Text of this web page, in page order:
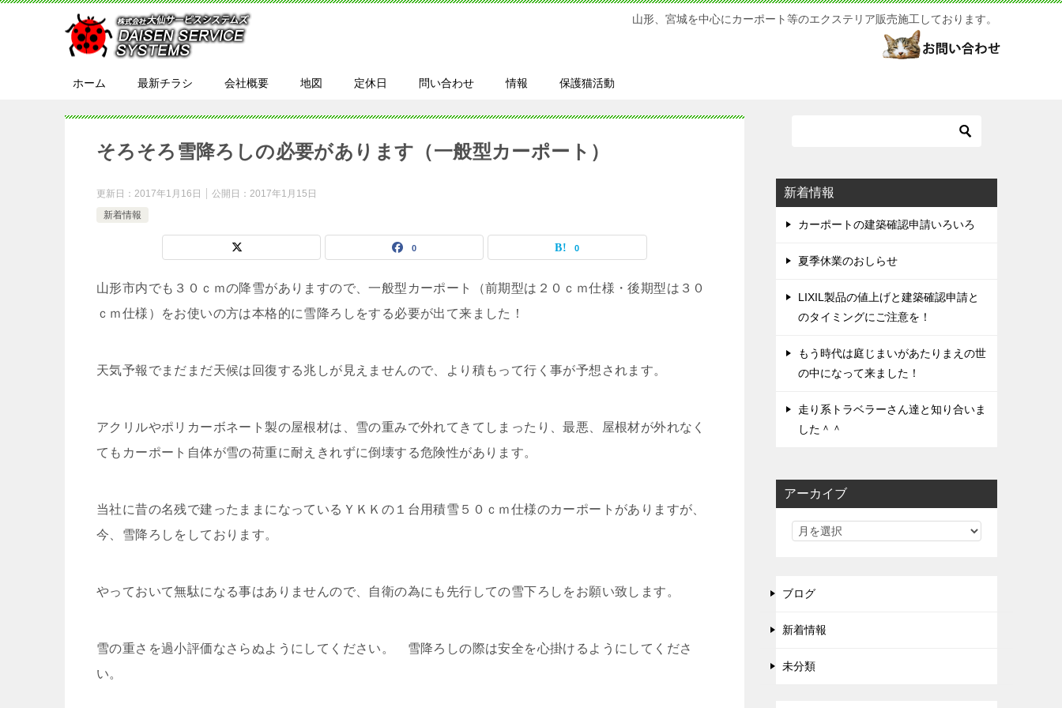
山形、宮城を中心にカーポート等のエクステリア販売施工しております。
ホーム 最新チラシ 会社概要 地図 定休日 問い合わせ 情報 保護猫活動
そろそろ雪降ろしの必要があります（一般型カーポート）
更新日： 2017年1月16日 公開日： 2017年1月15日
新着情報
0 0
山形市内でも３０ｃｍの降雪がありますので、一般型カーポート（前期型は２０ｃｍ仕様・後期型は３０
ｃｍ仕様）をお使いの方は本格的に雪降ろしをする必要が出て来ました！
天気予報でまだまだ天候は回復する兆しが見えませんので、より積もって行く事が予想されます。
アクリルやポリカーボネート製の屋根材は、雪の重みで外れてきてしまったり、最悪、屋根材が外れなく
てもカーポート自体が雪の荷重に耐えきれずに倒壊する危険性があります。
当社に昔の名残で建ったままになっているＹＫＫの１台用積雪５０ｃｍ仕様のカーポートがありますが、
今、雪降ろしをしております。
やっておいて無駄になる事はありませんので、自衛の為にも先行しての雪下ろしをお願い致します。
雪の重さを過小評価なさらぬようにしてください。 雪降ろしの際は安全を心掛けるようにしてくださ
い。
新着情報
カーポートの建築確認申請いろいろ
夏季休業のおしらせ
LIXIL製品の値上げと建築確認申請と
のタイミングにご注意を！
もう時代は庭じまいがあたりまえの世
の中になって来ました！
走り系トラベラーさん達と知り合いま
した＾＾
アーカイブ
ブログ
新着情報
未分類